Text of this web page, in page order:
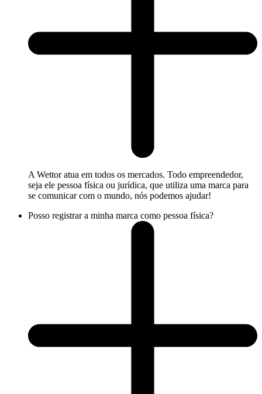
A Wettor atua em todos os mercados. Todo empreendedor,
seja ele pessoa física ou jurídica, que utiliza uma marca para
se comunicar com o mundo, nós podemos ajudar!
Posso registrar a minha marca como pessoa física?